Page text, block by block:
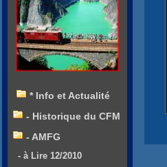
* Info et Actualité
- Historique du CFM
- AMFG
- à Lire 12/2010